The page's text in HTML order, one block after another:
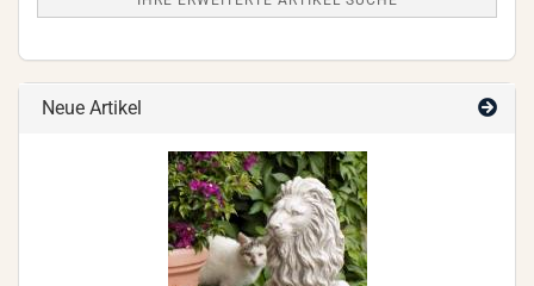
Neue Artikel